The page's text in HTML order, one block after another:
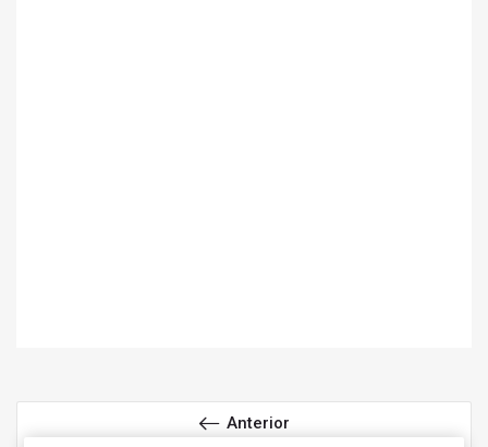
Anterior